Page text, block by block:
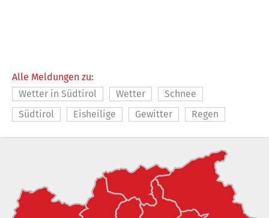
Alle Meldungen zu:
Wetter in Südtirol
Wetter
Schnee
Südtirol
Eisheilige Gewitter Regen